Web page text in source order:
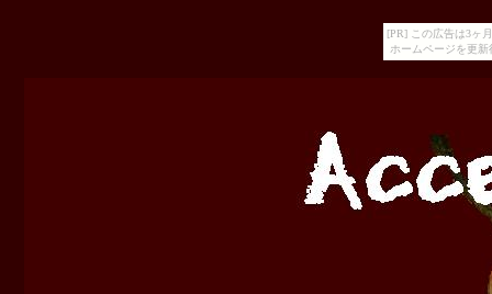
[PR] この広告は3ヶ
ホームページを更